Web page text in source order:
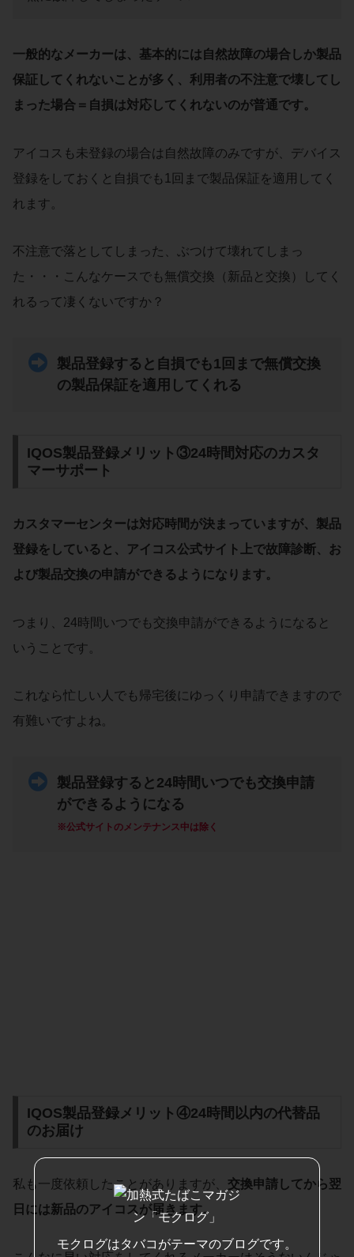
一般的なメーカーは、基本的には自然故障の場合しか製品
保証してくれないことが多く、利用者の不注意で壊してし
まった場合＝自損は対応してくれないのが普通です。
アイコスも未登録の場合は自然故障のみですが、デバイス
登録をしておくと自損でも1回まで製品保証を適用してく
れます。
不注意で落としてしまった、ぶつけて壊れてしまっ
た・・・こんなケースでも無償交換（新品と交換）してく
れるって凄くないですか？
製品登録すると自損でも1回まで無償交換
の製品保証を適用してくれる
IQOS製品登録メリット③24時間対応のカスタ
マーサポート
カスタマーセンターは対応時間が決まっていますが、製品
登録をしていると、アイコス公式サイト上で故障診断、お
よび製品交換の申請ができるようになります。
つまり、24時間いつでも交換申請ができるようになると
いうことです。
これなら忙しい人でも帰宅後にゆっくり申請できますので
有難いですよね。
製品登録すると24時間いつでも交換申請
ができるようになる
※公式サイトのメンテナンス中は除く
IQOS製品登録メリット④24時間以内の代替品
のお届け
私も一度依頼したことがありますが、 交換申請してから翌
日には新品のアイコスが届きます。
モクログはタバコがテーマのブログです。